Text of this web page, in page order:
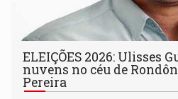
ELEIÇÕES 2026: Ulisses
nuvens no céu de
Pereira